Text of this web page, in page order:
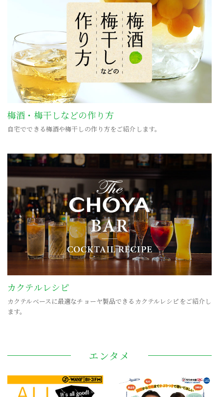
梅酒・梅干しなどの作り方
自宅でできる梅酒や梅干しの作り方をご紹介します。
カクテルレシピ
カクテルベースに最適なチョーヤ製品できるカクテルレシピをご紹介し
ます。
エンタメ